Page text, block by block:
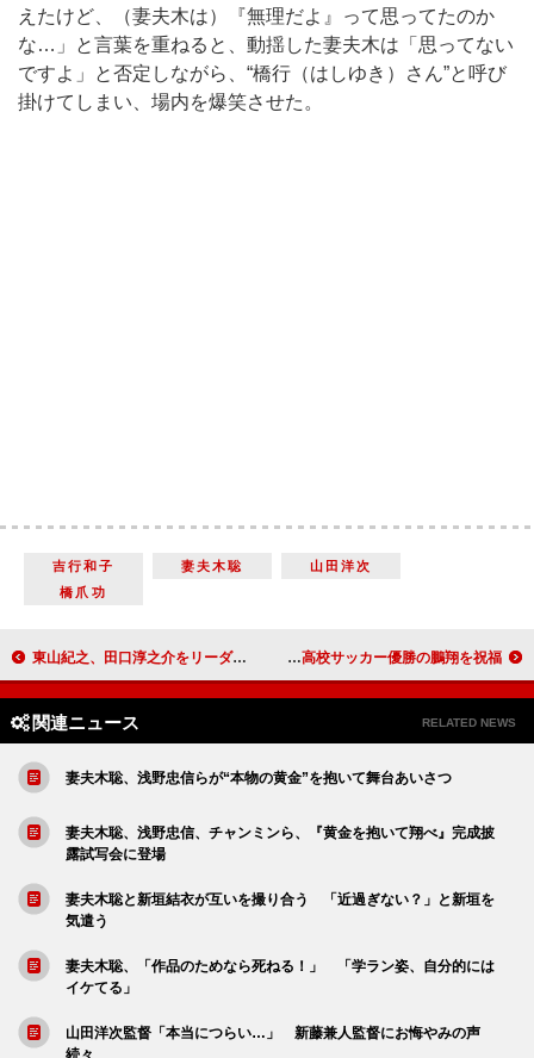
えたけど、（妻夫木は）『無理だよ』って思ってたのか
な…」と言葉を重ねると、動揺した妻夫木は「思ってない
ですよ」と否定しながら、“橋行（はしゆき）さん”と呼び
掛けてしまい、場内を爆笑させた。
吉行和子 妻夫木聡
山田洋次
橋爪功
東山紀之、田口淳之介をリーダーに推薦 田口「僕はゆるくいきます」 まゆゆ「総選挙で１位を目指す」と宣言 高校サッカー優勝の鵬翔を祝福
関連ニュース RELATED NEWS
妻夫木聡、浅野忠信らが“本物の黄金”を抱いて舞台あいさつ
妻夫木聡、浅野忠信、チャンミンら、『黄金を抱いて翔べ』完成披
露試写会に登場
妻夫木聡と新垣結衣が互いを撮り合う 「近過ぎない？」と新垣を
気遣う
妻夫木聡、「作品のためなら死ねる！」 「学ラン姿、自分的には
イケてる」
山田洋次監督「本当につらい…」 新藤兼人監督にお悔やみの声
続々